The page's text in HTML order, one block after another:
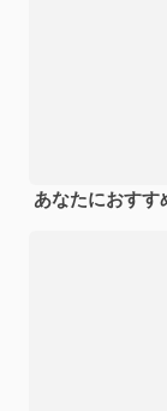
あなたにおすす